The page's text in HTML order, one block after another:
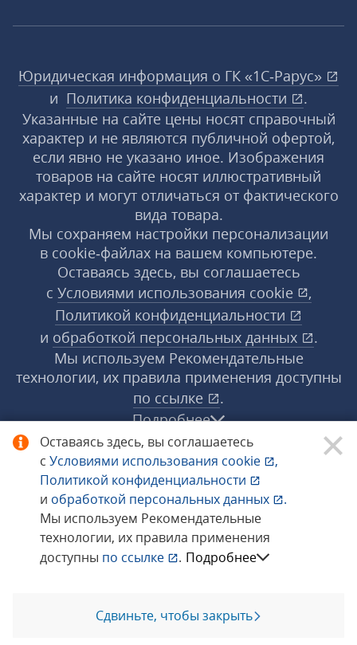
Оставаясь здесь, вы соглашаетесь
с Условиями использования cookie
,
Политикой конфиденциальности
и обработкой персональных данных
.
Мы используем Рекомендательные
технологии, их правила применения
доступны по ссылке . Подробнее
Сдвиньте, чтобы закрыть
Юридическая информация о ГК «1С‑Рарус»
и Политика конфиденциальности
.
Указанные на сайте цены носят справочный
характер и не являются публичной офертой,
если явно не указано иное. Изображения
товаров на сайте носят иллюстративный
характер и могут отличаться от фактического
вида товара.
Мы сохраняем настройки персонализации
в cookie‑файлах на вашем компьютере.
Оставаясь здесь, вы соглашаетесь
с Условиями использования cookie
,
Политикой конфиденциальности
и обработкой персональных данных
.
Мы используем Рекомендательные
технологии, их правила применения доступны
по ссылке
.
Подробнее
© 1998−2026 «1С‑Рарус» ®. Все права
защищены.
Сообщить об ошибке
Позвоните мне